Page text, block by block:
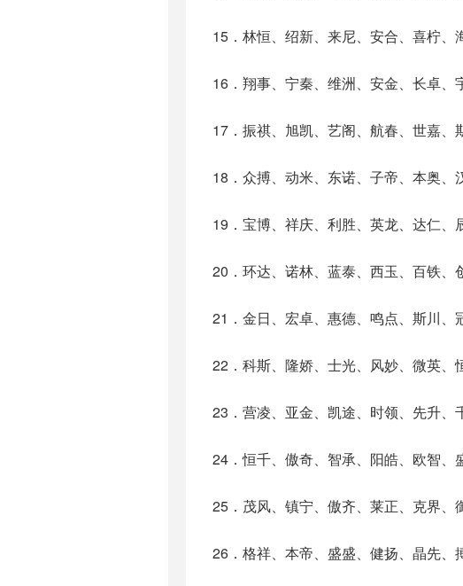
15．林恒、绍新、来尼、安合、喜柠、
16．翔事、宁秦、维洲、安金、长卓、
17．振祺、旭凯、艺阁、航春、世嘉、
18．众搏、动米、东诺、子帝、本奥、
19．宝博、祥庆、利胜、英龙、达仁、
20．环达、诺林、蓝泰、西玉、百铁、
21．金日、宏卓、惠德、鸣点、斯川、
22．科斯、隆娇、士光、风妙、微英、
23．营凌、亚金、凯途、时领、先升、
24．恒千、傲奇、智承、阳皓、欧智、
25．茂风、镇宁、傲齐、莱正、克界、
26．格祥、本帝、盛盛、健扬、晶先、